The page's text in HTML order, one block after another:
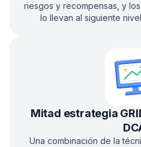
riesgos y recompensas, y
lo llevan al siguiente
Mitad estrategia
Una combinación de la